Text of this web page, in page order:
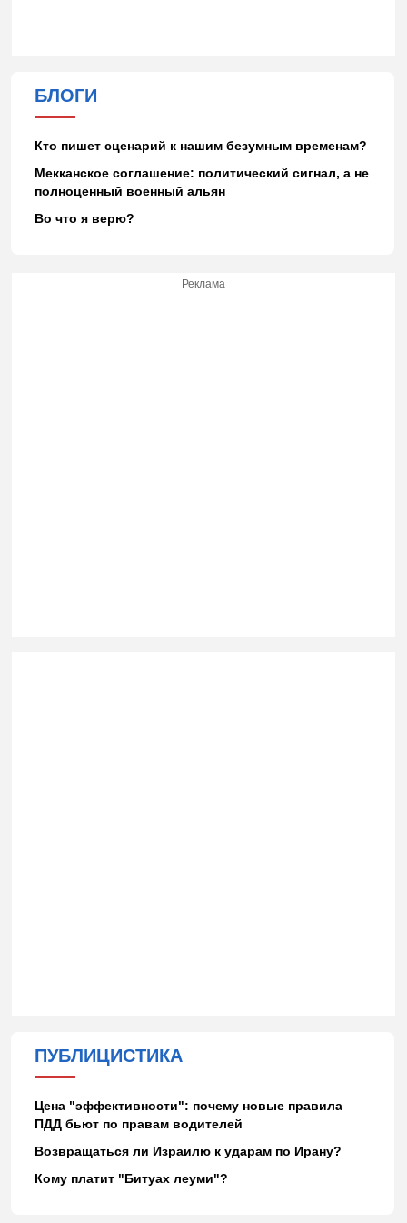
БЛОГИ
Кто пишет сценарий к нашим безумным временам?
Мекканское соглашение: политический сигнал, а не
полноценный военный альян
Во что я верю?
Реклама
ПУБЛИЦИСТИКА
Цена "эффективности": почему новые правила
ПДД бьют по правам водителей
Возвращаться ли Израилю к ударам по Ирану?
Кому платит "Битуах леуми"?